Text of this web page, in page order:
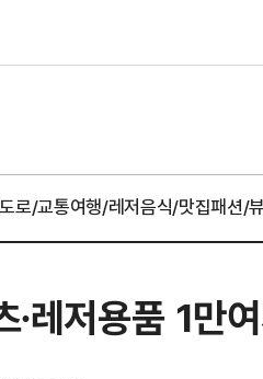
도로/교통여행/레저음식/맛집패션/
∙레저용품 1